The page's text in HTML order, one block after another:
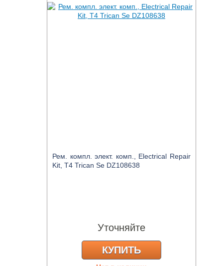
Рем. компл. элект. комп., Electrical Repair
Kit, T4 Trican Se DZ108638
Уточняйте
КУПИТЬ